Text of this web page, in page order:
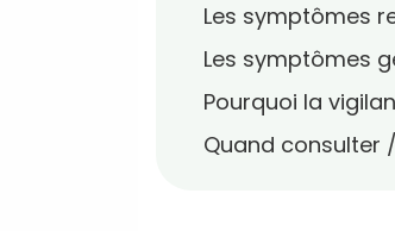
Les symptômes
Les symptômes
Pourquoi la
Quand consulter